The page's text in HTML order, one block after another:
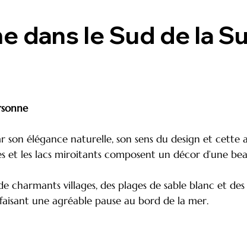
dans le Sud de la
son élégance naturelle, son sens du design et
et les lacs miroitants composent un décor d’une
charmants villages, des plages de sable blanc et
une agréable pause au bord de la mer.